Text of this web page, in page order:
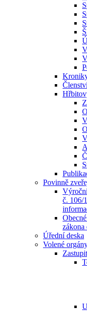
Povinně
č. 106/
zákona
Úřední deska
Volené